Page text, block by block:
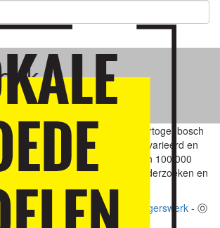
en gemeenschapsleven in 's-Hertogenbosch
en blijkt omvangrijk, gevarieerd en
Eind 2025 zijn de publicaties zo'n 100.000
een overzicht van de onderzoeken en
waarde van vrijwilligerswerk - ⓞ